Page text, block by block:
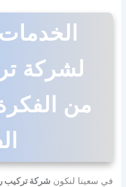
لشركة
من
في سعينا لنكون شركة تركيب